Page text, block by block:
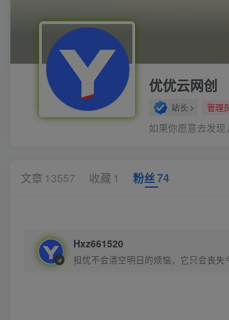
优优云网创
站长 管理
如果你愿意去发
文章 13557 收藏 1 粉丝74
Hxz661520
担忧不会清空明日的烦恼，它只会丧失